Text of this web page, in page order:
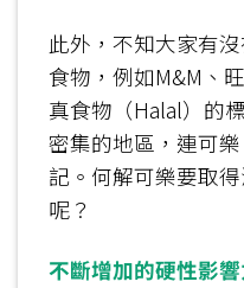
此外，不知大家有
食物，例如M&M、
真食物（Halal）的
密集的地區，連可
記。何解可樂要取
呢？
不斷增加的硬性影